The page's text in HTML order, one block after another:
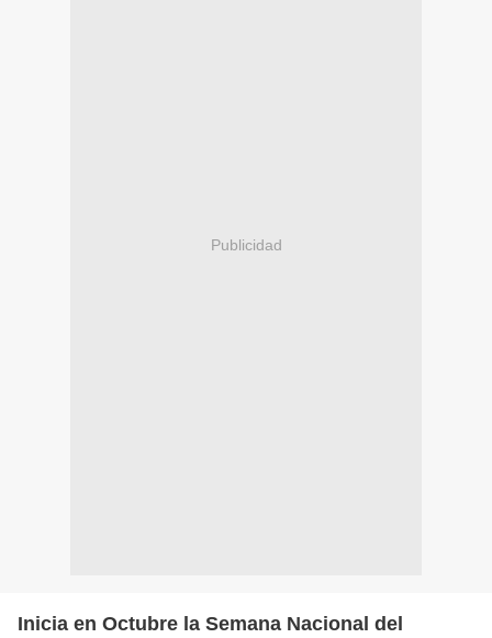
Publicidad
Inicia en Octubre la Semana Nacional del